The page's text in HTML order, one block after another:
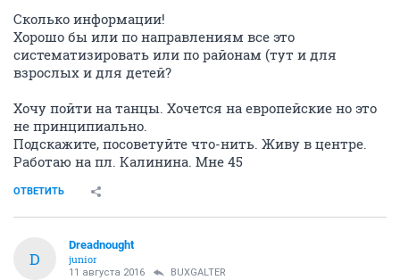
Сколько информации!
Хорошо бы или по направлениям все это
систематизировать или по районам (тут и для
взрослых и для детей?
Хочу пойти на танцы. Хочется на европейские но это
не принципиально.
Подскажите, посоветуйте что-нить. Живу в центре.
Работаю на пл. Калинина. Мне 45
ОТВЕТИТЬ
D
Dreadnought
junior
11 августа 2016 BUXGALTER